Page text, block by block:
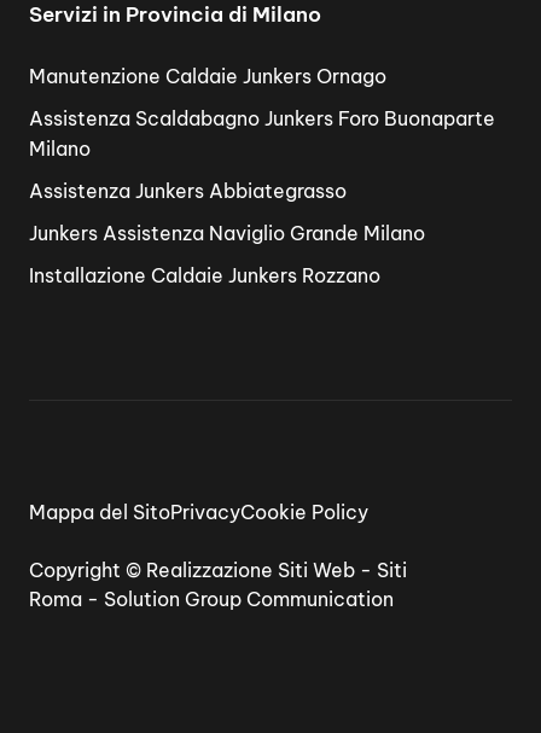
Servizi in Provincia di Milano
Manutenzione Caldaie Junkers Ornago
Assistenza Scaldabagno Junkers Foro Buonaparte
Milano
Assistenza Junkers Abbiategrasso
Junkers Assistenza Naviglio Grande Milano
Installazione Caldaie Junkers Rozzano
Copyright © Realizzazione Siti Web - Siti
Roma - Solution Group Communication
Mappa del SitoPrivacyCookie Policy